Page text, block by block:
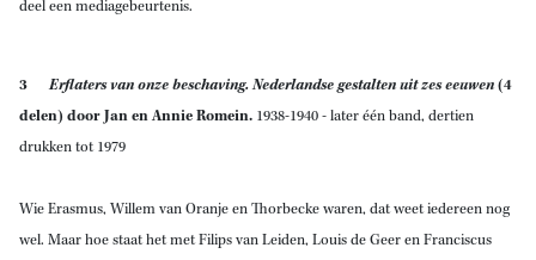
deel een mediagebeurtenis.
3Erflaters van onze beschaving. Nederlandse gestalten uit zes eeuwen(4
delen) door Jan en Annie Romein. 1938-1940- later één band, dertien
drukken tot 1979
Wie Erasmus, Willem van Oranje en Thorbecke waren, dat weet iedereen nog
wel. Maar hoe staat het met Filips van Leiden, Louis de Geer en Franciscus